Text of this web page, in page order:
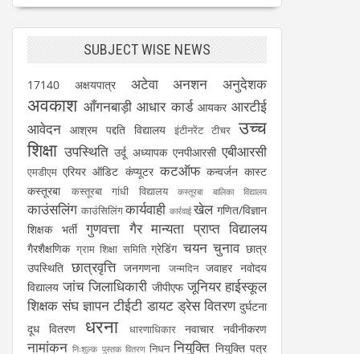
SUBJECT WISE NEWS
17140 अक्षयपात्र अटेवा अनशन अनुदेशक
अवकाश आँगनबाड़ी आधार कार्ड आयकर आरटीई
आवेदन आश्रम पद्दति विद्यालय इंटीनरेंट टीचर उच्च
शिक्षा उपस्थिति उर्दू अध्यापक एनपीआरसी एबीआरसी
एमडीएम एरियर ऑडिट कंप्यूटर कटऑफ कन्वर्जन कास्ट
कस्तूरबा
कस्तूरबा गांधी विद्यालय कस्तूरबा बालिका विद्यालय
काउंसलिंग काउंसिलिंग कार्यवाही कार्रवाई खेल गणित/विज्ञान
शिक्षक भर्ती
गुणवत्ता गैर मान्यता प्राप्त विद्यालय
गैरशैक्षणिक ग्राम शिक्षा समिति ग्रेडिंग चयन चुनाव छात्र
उपस्थिति छात्रवृत्ति जनगणना जन्मदिन जवाहर नवोदय
विद्यालय जांच जिलाधिकारी जीपीएफ जूनियर हाईस्कूल
शिक्षक संघ ज्ञापन टीईटी डायट ड्रेस वितरण दुर्घटना
दूध वितरण
धरना धारणाधिकार नवाचार नवीनीकरण
नामांकन निःशुल्क पुस्तक वितरण निधन नियुक्ति नियुक्ति पत्र